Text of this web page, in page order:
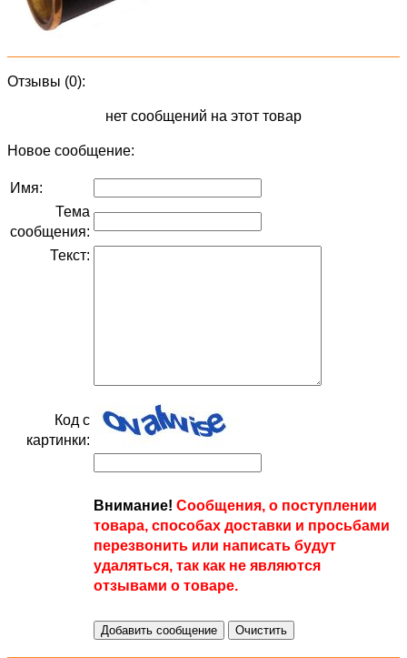
Отзывы (0):
нет сообщений на этот товар
Новое сообщение:
Имя:
Тема
сообщения:
Текст:
Код с
картинки:
Внимание! Сообщения, о поступлении
товара, способах доставки и просьбами
перезвонить или написать будут
удаляться, так как не являются
отзывами о товаре.